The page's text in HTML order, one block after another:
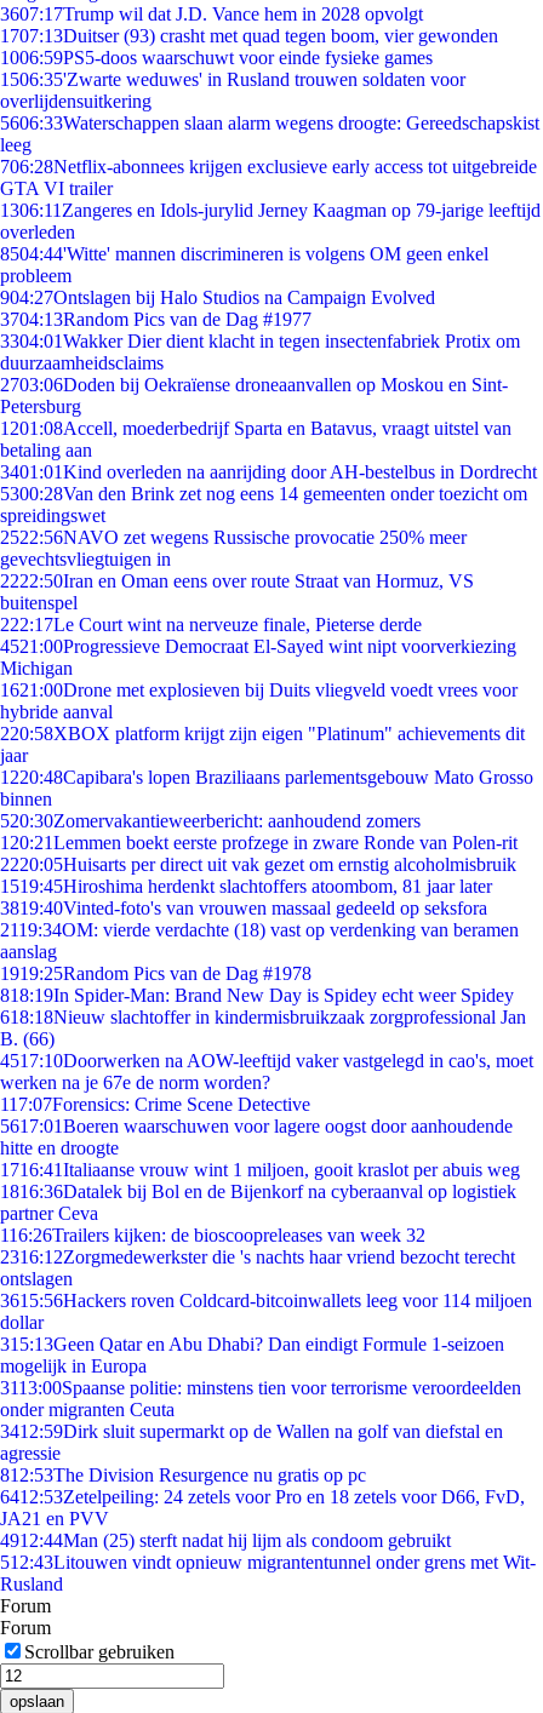
3607:17Trump wil dat J.D. Vance hem in 2028 opvolgt
1707:13Duitser (93) crasht met quad tegen boom, vier gewonden
1006:59PS5-doos waarschuwt voor einde fysieke games
1506:35'Zwarte weduwes' in Rusland trouwen soldaten voor
overlijdensuitkering
5606:33Waterschappen slaan alarm wegens droogte: Gereedschapskist
leeg
706:28Netflix-abonnees krijgen exclusieve early access tot uitgebreide
GTA VI trailer
1306:11 Zangeres en Idols-jurylid Jerney Kaagman op 79-jarige leeftijd
overleden
8504:44'Witte' mannen discrimineren is volgens OM geen enkel
probleem
904:27Ontslagen bij Halo Studios na Campaign Evolved
3704:13Random Pics van de Dag #1977
3304:01Wakker Dier dient klacht in tegen insectenfabriek Protix om
duurzaamheidsclaims
2703:06Doden bij Oekraïense droneaanvallen op Moskou en Sint-
Petersburg
1201:08Accell, moederbedrijf Sparta en Batavus, vraagt uitstel van
betaling aan
3401:01Kind overleden na aanrijding door AH-bestelbus in Dordrecht
5300:28Van den Brink zet nog eens 14 gemeenten onder toezicht om
spreidingswet
2522:56NAVO zet wegens Russische provocatie 250% meer
gevechtsvliegtuigen in
2222:50Iran en Oman eens over route Straat van Hormuz, VS
buitenspel
222:17Le Court wint na nerveuze finale, Pieterse derde
4521:00Progressieve Democraat El-Sayed wint nipt voorverkiezing
Michigan
1621:00Drone met explosieven bij Duits vliegveld voedt vrees voor
hybride aanval
220:58XBOX platform krijgt zijn eigen "Platinum" achievements dit
jaar
1220:48Capibara's lopen Braziliaans parlementsgebouw Mato Grosso
binnen
520:30Zomervakantieweerbericht: aanhoudend zomers
1 20:21Lemmen boekt eerste profzege in zware Ronde van Polen-rit
2220:05Huisarts per direct uit vak gezet om ernstig alcoholmisbruik
1519:45Hiroshima herdenkt slachtoffers atoombom, 81 jaar later
3819:40Vinted-foto's van vrouwen massaal gedeeld op seksfora
2119:34OM: vierde verdachte (18) vast op verdenking van beramen
aanslag
1919:25Random Pics van de Dag #1978
818:19In Spider-Man: Brand New Day is Spidey echt weer Spidey
618:18Nieuw slachtoffer in kindermisbruikzaak zorgprofessional Jan
B. (66)
4517:10Doorwerken na AOW-leeftijd vaker vastgelegd in cao's, moet
werken na je 67e de norm worden?
117:07Forensics: Crime Scene Detective
5617:01Boeren waarschuwen voor lagere oogst door aanhoudende
hitte en droogte
1716:41Italiaanse vrouw wint 1 miljoen, gooit kraslot per abuis weg
1816:36Datalek bij Bol en de Bijenkorf na cyberaanval op logistiek
partner Ceva
116:26Trailers kijken: de bioscoopreleases van week 32
2316:12Zorgmedewerkster die 's nachts haar vriend bezocht terecht
ontslagen
3615:56Hackers roven Coldcard-bitcoinwallets leeg voor 114 miljoen
dollar
315:13Geen Qatar en Abu Dhabi? Dan eindigt Formule 1-seizoen
mogelijk in Europa
3113:00Spaanse politie: minstens tien voor terrorisme veroordeelden
onder migranten Ceuta
3412:59Dirk sluit supermarkt op de Wallen na golf van diefstal en
agressie
812:53The Division Resurgence nu gratis op pc
6412:53Zetelpeiling: 24 zetels voor Pro en 18 zetels voor D66, FvD,
JA21 en PVV
4912:44Man (25) sterft nadat hij lijm als condoom gebruikt
512:43Litouwen vindt opnieuw migrantentunnel onder grens met Wit-
Rusland
Forum
Forum
Scrollbar gebruiken
opslaan